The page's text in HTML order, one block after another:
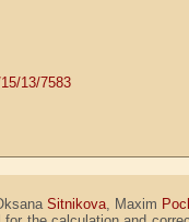
13/7583
Sitnikova, Maxim